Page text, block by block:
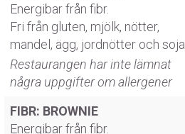
Energibar från fibr.
Fri från gluten, mjölk, nötter,
mandel, ägg, jordnötter och soja.
Restaurangen har inte lämnat
några uppgifter om allergener
FIBR: BROWNIE
Energibar från fibr.